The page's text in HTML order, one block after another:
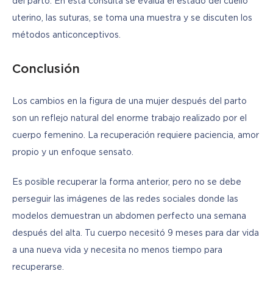
uterino, las suturas, se toma una muestra y se discuten los
métodos anticonceptivos.
Conclusión
Los cambios en la figura de una mujer después del parto
son un reflejo natural del enorme trabajo realizado por el
cuerpo femenino. La recuperación requiere paciencia, amor
propio y un enfoque sensato.
Es posible recuperar la forma anterior, pero no se debe
perseguir las imágenes de las redes sociales donde las
modelos demuestran un abdomen perfecto una semana
después del alta. Tu cuerpo necesitó 9 meses para dar vida
a una nueva vida y necesita no menos tiempo para
recuperarse.